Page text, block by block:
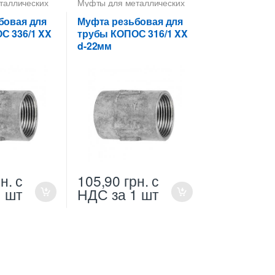
для
336/1 XX
с
шт
труб КОПОС
Муфта резьбовая для
трубы КОПОС 316/1 XX
d-22мм
105,90 грн. с
НДС за 1 шт